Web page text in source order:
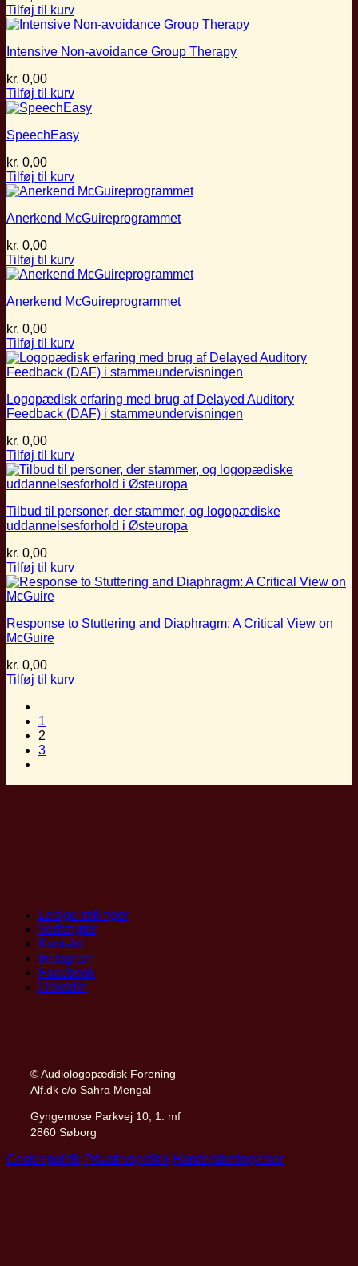
Tilføj til kurv
Intensive Non-avoidance Group Therapy
kr. 0,00
Tilføj til kurv
SpeechEasy
kr. 0,00
Tilføj til kurv
Anerkend McGuireprogrammet
kr. 0,00
Tilføj til kurv
Anerkend McGuireprogrammet
kr. 0,00
Tilføj til kurv
Logopædisk erfaring med brug af Delayed Auditory
Feedback (DAF) i stammeundervisningen
kr. 0,00
Tilføj til kurv
Tilbud til personer, der stammer, og logopædiske
uddannelsesforhold i Østeuropa
kr. 0,00
Tilføj til kurv
Response to Stuttering and Diaphragm: A Critical View on
McGuire
kr. 0,00
Tilføj til kurv
1
2
3
Ledige stillinger
Vedtægter
Kontakt
Instagram
Facebook
LinkedIn
© Audiologopædisk Forening
Alf.dk c/o Sahra Mengal
Gyngemose Parkvej 10, 1. mf
2860 Søborg
Cookiepolitik Privatlivspolitik Handelsbetingelser